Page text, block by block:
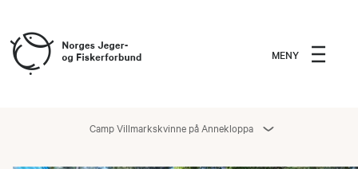
MENY
Camp Villmarkskvinne på Annekloppa